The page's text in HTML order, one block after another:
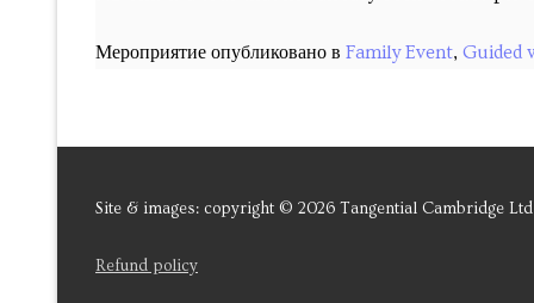
Мероприятие опубликовано в Family Event, Guided
Site & images: copyright © 2026 Tangential Cambridge Ltd
Refund policy